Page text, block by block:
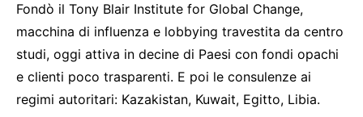
Fondò il Tony Blair Institute for Global Change,
macchina di influenza e lobbying travestita da centro
studi, oggi attiva in decine di Paesi con fondi opachi
e clienti poco trasparenti. E poi le consulenze ai
regimi autoritari: Kazakistan, Kuwait, Egitto, Libia.